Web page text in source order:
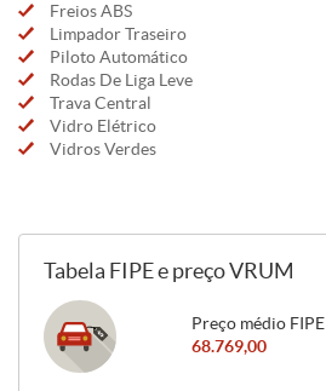
Freios ABS
Limpador Traseiro
Piloto Automático
Rodas De Liga Leve
Trava Central
Vidro Elétrico
Vidros Verdes
Tabela FIPE e preço VRUM
Preço médio FIPE
68.769,00